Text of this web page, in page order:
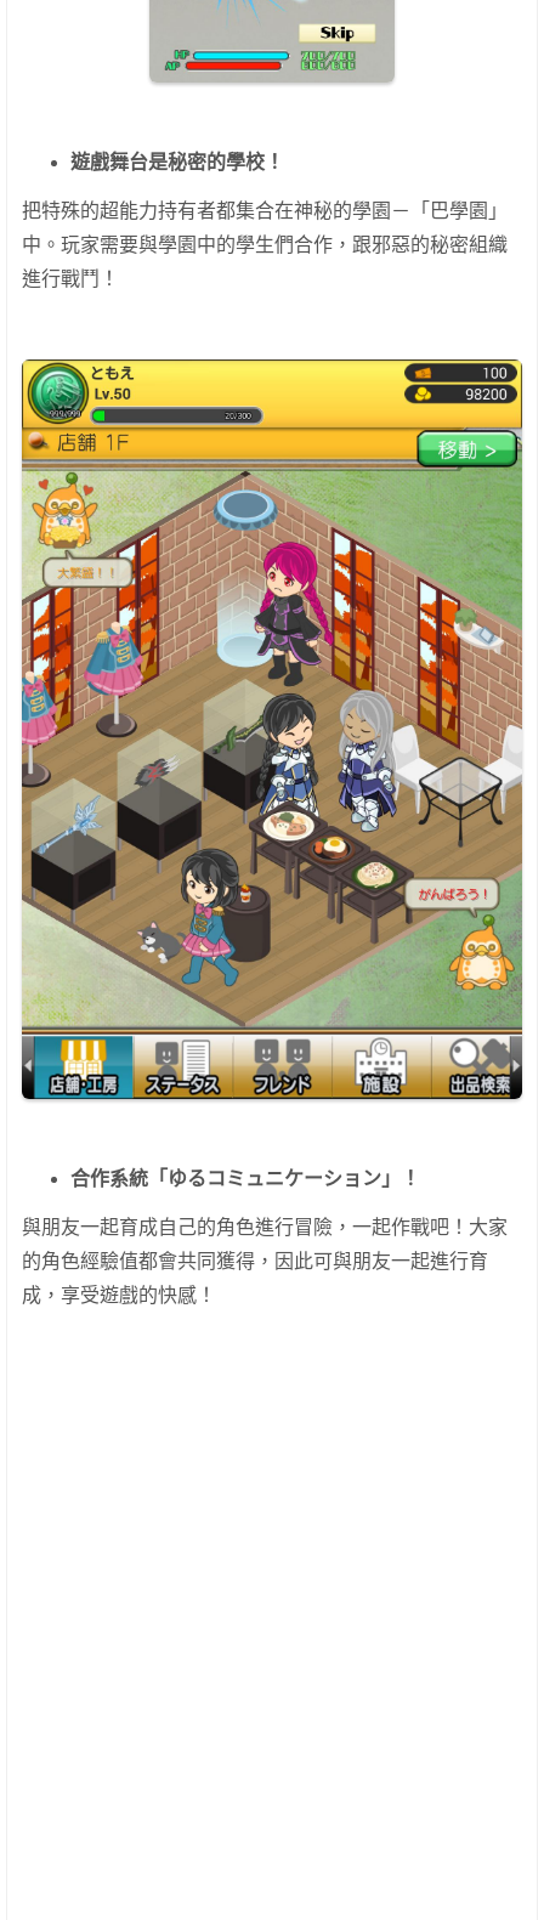
遊戲舞台是秘密的學校！
把特殊的超能力持有者都集合在神秘的學園－「巴學園」
中。玩家需要與學園中的學生們合作，跟邪惡的秘密組織
進行戰鬥！
合作系統「ゆるコミュニケーション」！
與朋友一起育成自己的角色進行冒險，一起作戰吧！大家
的角色經驗值都會共同獲得，因此可與朋友一起進行育
成，享受遊戲的快感！